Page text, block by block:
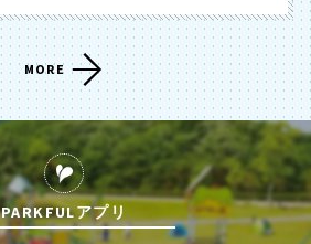
MORE
PARKFULアプリ